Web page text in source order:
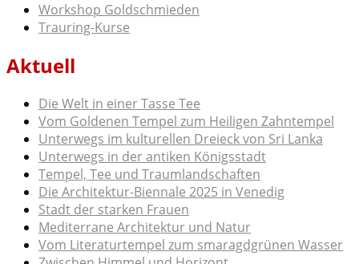
Workshop Goldschmieden
Trauring-Kurse
Aktuell
Die Welt in einer Tasse Tee
Vom Goldenen Tempel zum Heiligen Zahntempel
Unterwegs im kulturellen Dreieck von Sri Lanka
Unterwegs in der antiken Königsstadt
Tempel, Tee und Traumlandschaften
Die Architektur-Biennale 2025 in Venedig
Stadt der starken Frauen
Mediterrane Architektur und Natur
Vom Literaturtempel zum smaragdgrünen Wasser